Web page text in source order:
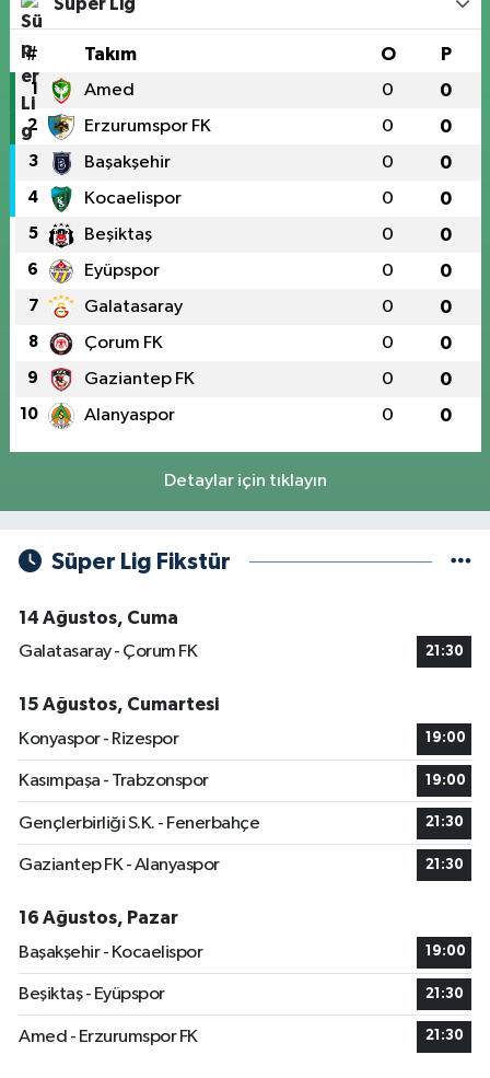
# Takım O P
1 Amed 0 0
2 Erzurumspor FK 0 0
3 Başakşehir 0 0
4 Kocaelispor 0 0
5 Beşiktaş 0 0
6 Eyüpspor 0 0
7 Galatasaray 0 0
8 Çorum FK 0 0
9 Gaziantep FK 0 0
10 Alanyaspor 0 0
Detaylar için tıklayın
Süper Lig Fikstür
14 Ağustos, Cuma
Galatasaray - Çorum FK
21:30
15 Ağustos, Cumartesi
Konyaspor - Rizespor
19:00
Kasımpaşa - Trabzonspor 19:00
Gençlerbirliği S.K. - Fenerbahçe 21:30
Gaziantep FK - Alanyaspor 21:30
16 Ağustos, Pazar
Başakşehir - Kocaelispor
19:00
Beşiktaş - Eyüpspor 21:30
Amed - Erzurumspor FK 21:30